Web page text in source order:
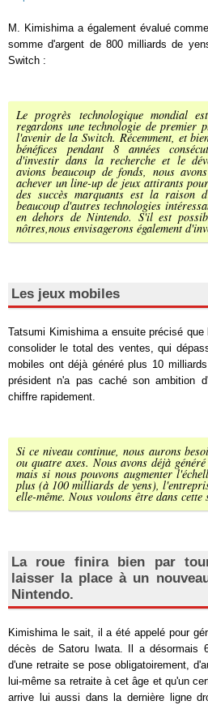
M. Kimishima a également évalué
somme d'argent de 800 milliards de
Switch :
Le progrès technologique mondial
regardons une technologie de premier
l'avenir de la Switch. Récemment, et
bénéfices pendant 8 années
d'investir dans la recherche et le
avions beaucoup de fonds, nous
achever un line-up de jeux attirants
des succès marquants est la raison
beaucoup d'autres technologies
en dehors de Nintendo. S'il est
nôtres,nous envisagerons également
Les jeux mobiles
Tatsumi Kimishima a ensuite précisé
consolider le total des ventes, qui
mobiles ont déjà généré plus 10
président n'a pas caché son ambition
chiffre rapidement.
Si ce niveau continue, nous aurons
ou quatre axes. Nous avons déjà
mais si nous pouvons augmenter
plus (à 100 milliards de yens),
elle-même. Nous voulons être dans
La roue finira bien par
laisser la place à un
Nintendo.
Kimishima le sait, il a été appelé pour
décès de Satoru Iwata. Il a désormais
d'une retraite se pose obligatoirement,
lui-même sa retraite à cet âge et qu'un
arrive lui aussi dans la dernière ligne